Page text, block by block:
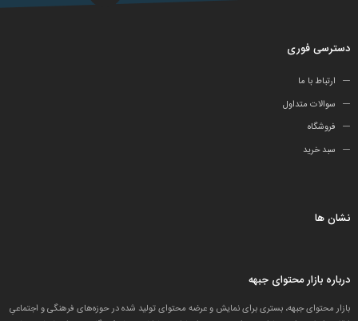
دسترسی فوری
ارتباط با ما
سوالات متداول
فروشگاه
سبد خرید
نشان ها
درباره بازار محتوای جبهه
بازار محتوای جبهه، بستری برای نمایش و عرضه محتوای تولید شده در حوزه‌های فرهنگی و اجتماعیِ